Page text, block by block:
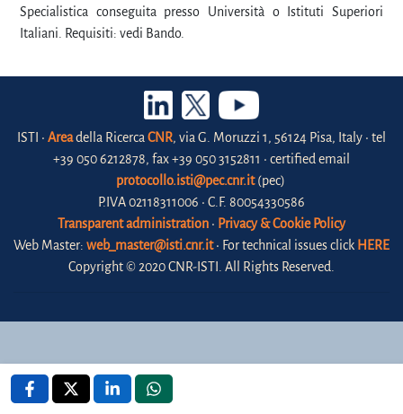
Specialistica conseguita presso Università o Istituti Superiori
Italiani. Requisiti: vedi Bando.
ISTI • Areadella Ricerca CNR, via G. Moruzzi 1, 56124 Pisa, Italy • tel
+39 050 6212878, fax +39 050 3152811 • certified email
protocollo.isti@pec.cnr.it(pec)
P.IVA 02118311006 • C.F. 80054330586
Transparent administration • Privacy & Cookie Policy
Web Master: web_master@isti.cnr.it• For technical issues click HERE
Copyright © 2020 CNR-ISTI. All Rights Reserved.